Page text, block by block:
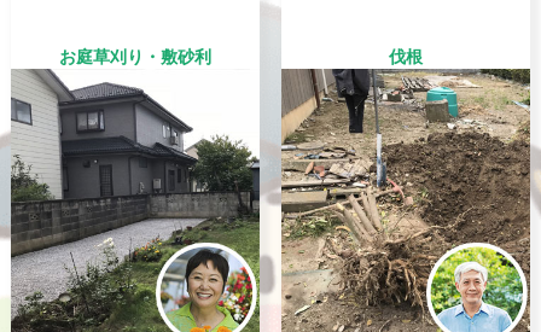
お庭草刈り・敷砂利 伐根